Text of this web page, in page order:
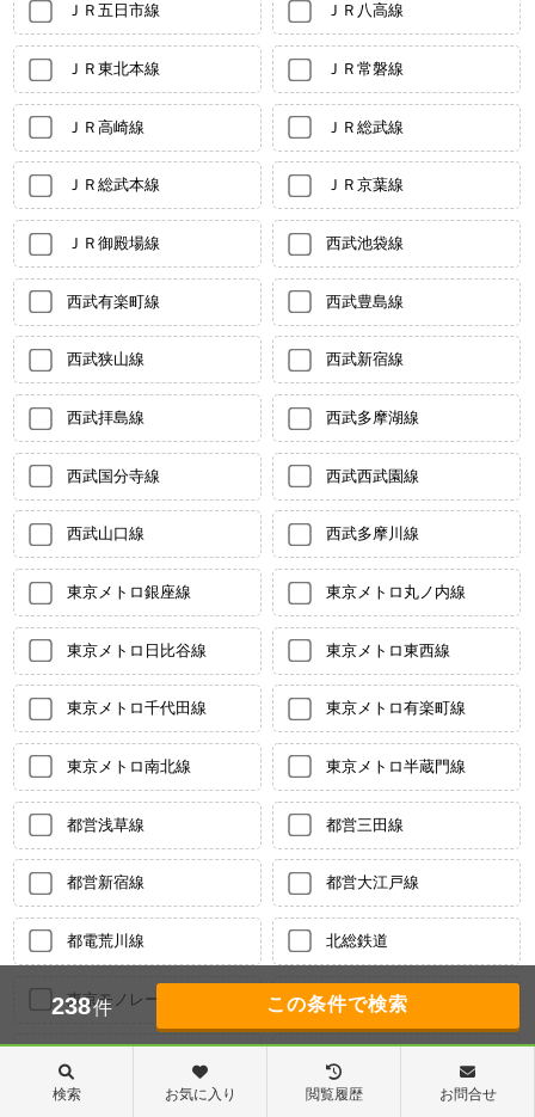
ＪＲ五日市線 ＪＲ八高線
ＪＲ東北本線 ＪＲ常磐線
ＪＲ高崎線 ＪＲ総武線
ＪＲ総武本線 ＪＲ京葉線
ＪＲ御殿場線 西武池袋線
西武有楽町線 西武豊島線
西武狭山線 西武新宿線
西武拝島線 西武多摩湖線
西武国分寺線 西武西武園線
西武山口線 西武多摩川線
東京メトロ銀座線 東京メトロ丸ノ内線
東京メトロ日比谷線 東京メトロ東西線
東京メトロ千代田線 東京メトロ有楽町線
東京メトロ南北線 東京メトロ半蔵門線
都営浅草線 都営三田線
都営新宿線 都営大江戸線
都電荒川線 北総鉄道
東京モノレール 東武伊勢崎線
238件
検索 お気に入り 閲覧履歴 お問合せ